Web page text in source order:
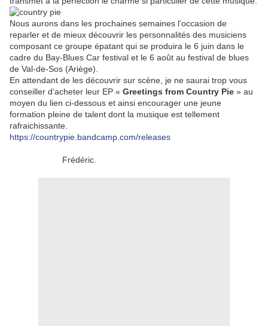
Nous aurons dans les prochaines semaines l’occasion de
reparler et de mieux découvrir les personnalités des musiciens
composant ce groupe épatant qui se produira le 6 juin dans le
cadre du Bay-Blues Car festival et le 6 août au festival de blues
de Val-de-Sos (Ariège).
En attendant de les découvrir sur scène, je ne saurai trop vous
conseiller d’acheter leur EP « Greetings from Country Pie » au
moyen du lien ci-dessous et ainsi encourager une jeune
formation pleine de talent dont la musique est tellement
rafraichissante.
https://countrypie.bandcamp.com/releases
Frédéric.